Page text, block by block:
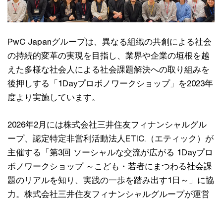
PwC Japanグループは、異なる組織の共創による社会
の持続的変革の実現を目指し、業界や企業の垣根を越
えた多様な社会人による社会課題解決への取り組みを
後押しする「1Dayプロボノワークショップ」を2023年
度より実施しています。
2026年2月には株式会社三井住友フィナンシャルグル
ープ、認定特定非営利活動法人ETIC.（エティック）が
主催する「第3回 ソーシャルな交流が広がる 1Dayプロ
ボノワークショップ ～こども・若者にまつわる社会課
題のリアルを知り、実践の一歩を踏み出す1日～」に協
力。株式会社三井住友フィナンシャルグループが運営